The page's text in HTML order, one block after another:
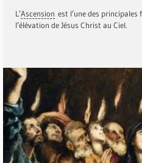
L’Ascension est l’une des principales
l’élévation de Jésus Christ au Ciel.